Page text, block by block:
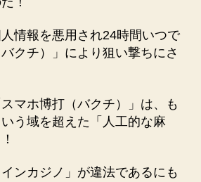
情報を悪用され24時間いつで
クチ）」により狙い撃ちにさ
マホ博打（バクチ）」は、も
う域を超えた「人工的な麻
ンカジノ」が違法であるにも